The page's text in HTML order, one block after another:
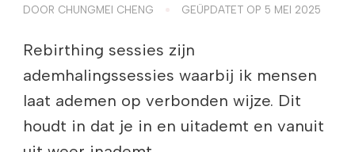
DOOR CHUNGMEI CHENG GEÜPDATET OP 5 MEI 2025
Rebirthing sessies zijn
ademhalingssessies waarbij ik mensen
laat ademen op verbonden wijze. Dit
houdt in dat je in en uitademt en vanuit